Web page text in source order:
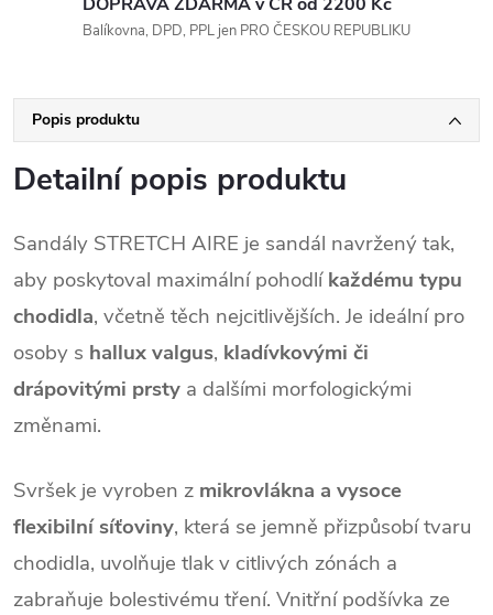
Balíkovna, DPD, PPL jen PRO ČESKOU REPUBLIKU
Popis produktu
Detailní popis produktu
Sandály STRETCH AIRE je sandál navržený tak,
aby poskytoval maximální pohodlíkaždému typu
chodidla, včetně těch nejcitlivějších. Je ideální pro
osoby s hallux valgus, kladívkovými či
drápovitými prsty a dalšími morfologickými
změnami.
Svršek je vyroben z mikrovlákna a vysoce
flexibilní síťoviny, která se jemně přizpůsobí tvaru
chodidla, uvolňuje tlak v citlivých zónách a
zabraňuje bolestivému tření. Vnitřní podšívka ze